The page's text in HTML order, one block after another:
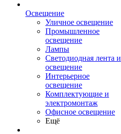
Освещение
Уличное освещение
Промышленное
освещение
Лампы
Светодиодная лента и
освещение
Интерьерное
освещение
Комплектующие и
электромонтаж
Офисное освещение
Ещё